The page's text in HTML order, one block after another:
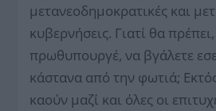
μετανεοδημοκρατικές και
κυβερνήσεις. Γιατί θα
πρωθυπουργέ, να βγάλετε
κάστανα από την φωτιά;
καούν μαζί και όλες οι